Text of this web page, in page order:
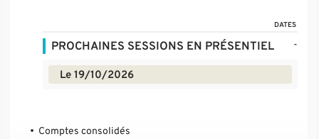
DATES
PROCHAINES SESSIONS EN PRÉSENTIEL -
Le 19/10/2026
Comptes consolidés